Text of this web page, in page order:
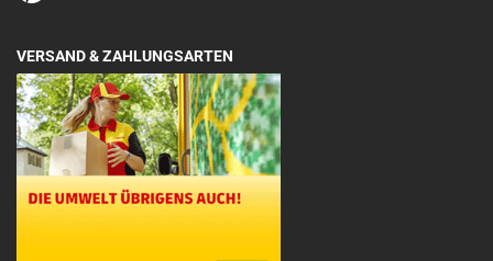
VERSAND & ZAHLUNGSARTEN